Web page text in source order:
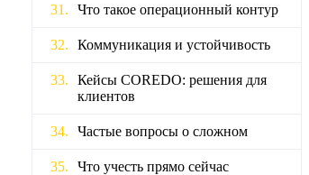
Что такое операционный контур
Коммуникация и устойчивость
Кейсы COREDO: решения для
клиентов
Частые вопросы о сложном
Что учесть прямо сейчас